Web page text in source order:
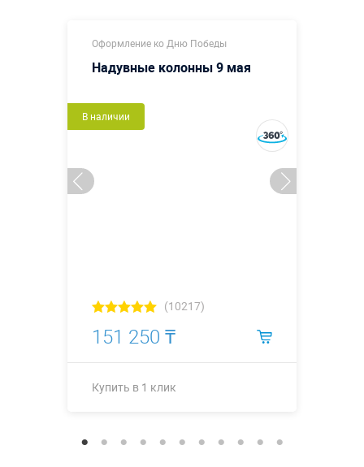
Оформление ко Дню Победы
Надувные колонны 9 мая
В наличии
(10217)
151 250 ₸
Купить в 1 клик